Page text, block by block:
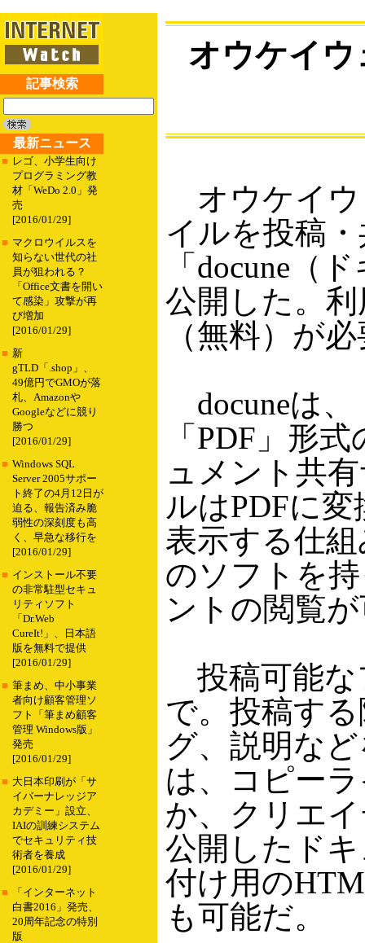
記事検索
最新ニュース
■ レゴ、小学生向け
プログラミング教
材「WeDo 2.0」発
売
[2016/01/29]
■ マクロウイルスを
知らない世代の社
員が狙われる？
「Office文書を開い
て感染」攻撃が再
び増加
[2016/01/29]
■ 新
gTLD「.shop」、
49億円でGMOが落
札、Amazonや
Googleなどに競り
勝つ
[2016/01/29]
■ Windows SQL
Server 2005サポー
ト終了の4月12日が
迫る、報告済み脆
弱性の深刻度も高
く、早急な移行を
[2016/01/29]
■ インストール不要
の非常駐型セキュ
リティソフト
「Dr.Web
CureIt!」、日本語
版を無料で提供
[2016/01/29]
■ 筆まめ、中小事業
者向け顧客管理ソ
フト「筆まめ顧客
管理 Windows版」
発売
[2016/01/29]
■ 大日本印刷が「サ
イバーナレッジア
カデミー」設立、
IAIの訓練システム
でセキュリティ技
術者を養成
[2016/01/29]
■
「インターネット
白書2016」発売、
20周年記念の特別
版
オウケイ
オウケイウ
イルを投稿
「docune（
公開した。
（無料）が
docuneは、
「PDF」形
ュメント共
ルはPDFに
表示する仕
のソフトを
ントの閲覧
投稿可能な
で。投稿す
グ、説明な
は、コピー
か、クリエ
公開したド
付け用の
も可能だ。